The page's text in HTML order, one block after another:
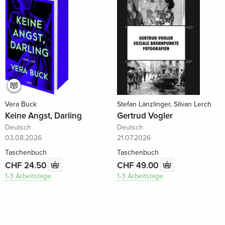
Vera Buck
Keine Angst, Darling
Deutsch
03.08.2026
Taschenbuch
CHF 24.50
1-3 Arbeitstage
Stefan Länzlinger, Silvan Lerch
Gertrud Vogler
Deutsch
21.07.2026
Taschenbuch
CHF 49.00
1-3 Arbeitstage